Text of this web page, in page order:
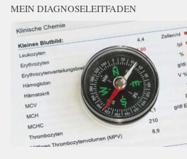
MEIN DIAGNOSELEITFADEN